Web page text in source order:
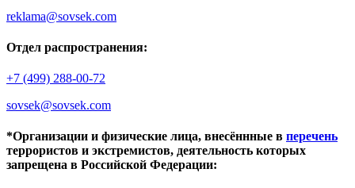
reklama@sovsek.com
Отдел распространения:
+7 (499) 288-00-72
sovsek@sovsek.com
*Организации и физические лица, внесённные в перечень
террористов и экстремистов, деятельность которых
запрещена в Российской Федерации: